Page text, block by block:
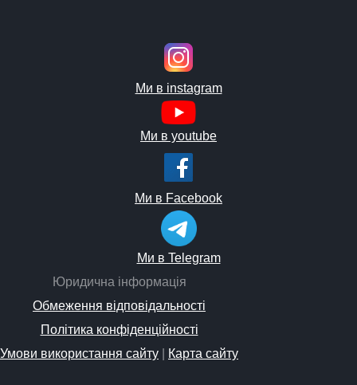
Ми в instagram
Ми в youtube
Ми в Facebook
Ми в Telegram
Юридична інформація
Обмеження відповідальності
Політика конфіденційності
Умови використання сайту
Карта сайту